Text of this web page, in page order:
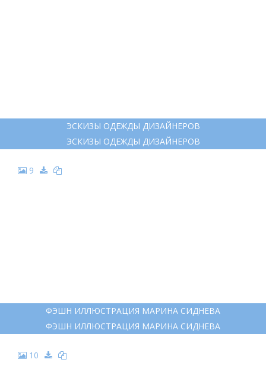
ЭСКИЗЫ ОДЕЖДЫ ДИЗАЙНЕРОВ
ЭСКИЗЫ ОДЕЖДЫ ДИЗАЙНЕРОВ
9
ФЭШН ИЛЛЮСТРАЦИЯ МАРИНА СИДНЕВА
ФЭШН ИЛЛЮСТРАЦИЯ МАРИНА СИДНЕВА
10